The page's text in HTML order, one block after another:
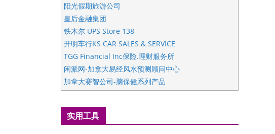
阳光假期旅游公司
皇后金融集团
铁木尔 UPS Store 138
开明车行KS CAR SALES & SERVICE
TGG Financial Inc保险.理财服务所
闲派网-加拿大易经风水预测顾问中心
加拿大赛智公司-脑保健系列产品
五星国艺拍卖及评估公司
国际注册执业营养师公会
爱德华连锁酒店万锦分店
实用工具